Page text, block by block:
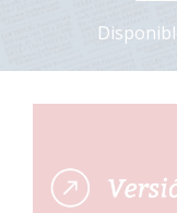
La
Tecnología